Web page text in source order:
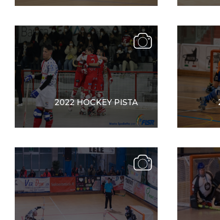
2022 HOCKEY PISTA
Mappa del sito